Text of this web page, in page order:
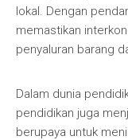
lokal. Dengan
memastikan
penyaluran barang
Dalam dunia
pendidikan juga
berupaya untuk